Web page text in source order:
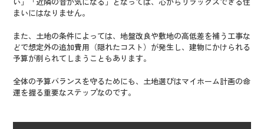
まいにはなりません。
また、土地の条件によっては、地盤改良や敷地の高低差を補う工事な
どで想定外の追加費用（隠れたコスト）が発生し、建物にかけられる
予算が削られてしまうこともあります。
全体の予算バランスを守るためにも、土地選びはマイホーム計画の命
運を握る重要なステップなのです。